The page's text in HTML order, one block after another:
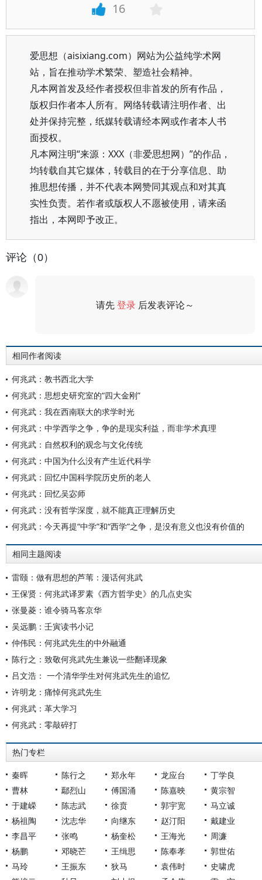
16
爱思想（aisixiang.com）网站为公益纯学术网
站，旨在推动学术繁荣、塑造社会精神。
凡本网首发及经作者授权但非首发的所有作品，
版权归作者本人所有。网络转载请注明作者、出
处并保持完整，纸媒转载请经本网或作者本人书
面授权。
凡本网注明“来源：XXX（非爱思想网）”的作品，
均转载自其它媒体，转载目的在于分享信息、助
推思想传播，并不代表本网赞同其观点和对其真
实性负责。若作者或版权人不愿被使用，请来函
指出，本网即予改正。
评论（0）
请先登录 后发表评论～
相同作者阅读
何兆武：教书西北大学
何兆武：思想史研究室的“四大金刚”
何兆武：我在西南联大的求学时光
何兆武：中学西学之争，争的是现实利益，而非学术真理
何兆武：自然权利的观念与文化传统
何兆武：中国为什么没有产生近代科学
何兆武：回忆中国科学院历史所的老人
何兆武：回忆吴宓师
何兆武：没有哲学深度，就不能真正理解历史
何兆武：今天再提“中学”和“西学”之争，是没有意义也没有价值的
相同主题阅读
雷颐：做有思想的芦苇：漫话何兆武
王保贤：何兆武译罗素《西方哲学史》的几点史实
张曼菱：谁令骑马客京华
吴远鹏：壬寅读书小记
仲伟民：何兆武先生的中外融通
陈行之：致敬何兆武先生兼说一些翻译现象
吕文浩： 一个清华学生对何兆武先生的追忆
许明龙：痛悼何兆武先生
何兆武：革大学习
何兆武：零敲碎打
热门专栏
秦晖 陈行之 郑永年 龙应台
丁学良
曹林
鄢烈山 傅国涌 陈嘉映
黄宗智
于建嵘
陈志武 徐贲 郭宇宽
马立诚
杨祖陶
沈志华 向继东 赵汀阳
戴建业
李昌平
张鸣 杨奎松 王海光
周濂
杨鹏
邓晓芒 王缉思 陈奉孝
郭世佑
马玲
王振东 狄马 袁伟时
史啸虎